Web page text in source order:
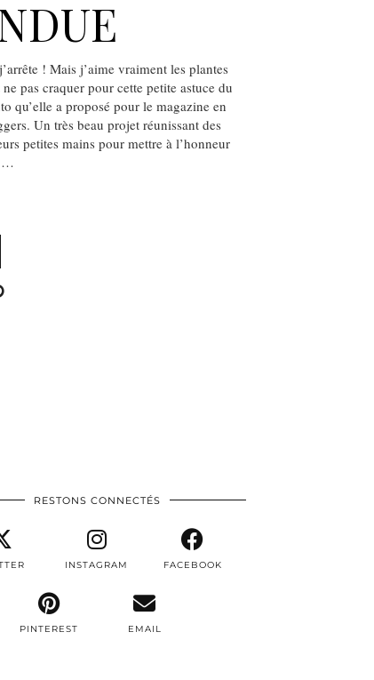
! Mais j’aime vraiment les plantes
pas craquer pour cette petite astuce du
qu’elle a proposé pour le magazine en
Un très beau projet réunissant des
petites mains pour mettre à l’honneur
RESTONS CONNECTÉS
INSTAGRAM FACEBOOK
PINTEREST EMAIL